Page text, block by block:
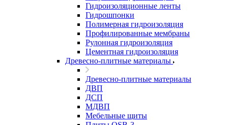
Гидроизоляционные ленты
Гидрошпонки
Полимерная гидроизоляция
Профилированные мембраны
Рулонная гидроизоляция
Цементная гидроизоляция
Древесно-плитные материалы
Древесно-плитные материалы
ДВП
ДСП
МДВП
Мебельные щиты